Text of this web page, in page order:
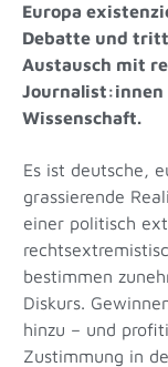
Europa
Debatte und tritt
Austausch mit
Journalist:innen
Wissenschaft.
Es ist deutsche,
grassierende
einer politisch
bestimmen
Diskurs.
hinzu – und
Zustimmung in